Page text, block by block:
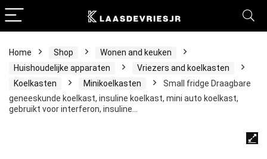
Home Shop
Wonen and keuken
Huishoudelijke apparaten
Vriezers and koelkasten
Koelkasten
Minikoelkasten
Small fridge Draagbare
geneeskunde koelkast, insuline koelkast, mini auto koelkast,
gebruikt voor interferon, insuline…